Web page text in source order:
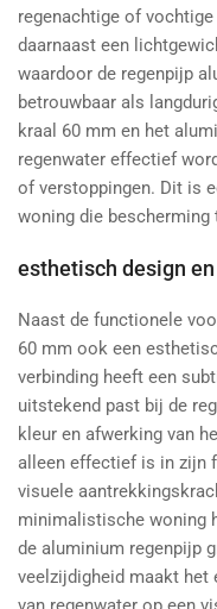
regenachtige of
daarnaast een
waardoor de regenpijp
betrouwbaar als
kraal 60 mm en het
regenwater effectief
of verstoppingen. Dit is
woning die bescherming
esthetisch design
Naast de functionele
60 mm ook een
verbinding heeft een
uitstekend past bij de
kleur en afwerking van
alleen effectief is in zijn
visuele
minimalistische woning
de aluminium regenpijp
veelzijdigheid maakt het